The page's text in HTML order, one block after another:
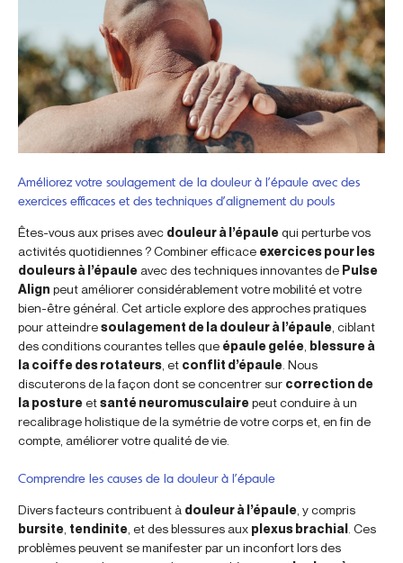
Améliorez votre soulagement de la douleur à l’épaule avec des
exercices efficaces et des techniques d’alignement du pouls
Êtes-vous aux prises avec douleur à l’épaulequi perturbe vos
activités quotidiennes ? Combiner efficace exercices pour les
douleurs à l’épaule avec des techniques innovantes de Pulse
Align peut améliorer considérablement votre mobilité et votre
bien-être général. Cet article explore des approches pratiques
pour atteindresoulagement de la douleur à l’épaule , ciblant
des conditions courantes telles que épaule gelée blessure à
la coiffe des rotateurs , et conflit d’épaule . Nous
discuterons de la façon dont se concentrer sur correction de
la postureetsanté neuromusculairepeut conduire à un
recalibrage holistique de la symétrie de votre corps et, en fin de
compte, améliorer votre qualité de vie.
Comprendre les causes de la douleur à l’épaule
Divers facteurs contribuent à douleur à l’épaule , y compris
bursite tendinite , et des blessures aux plexus brachial . Ces
problèmes peuvent se manifester par un inconfort lors des